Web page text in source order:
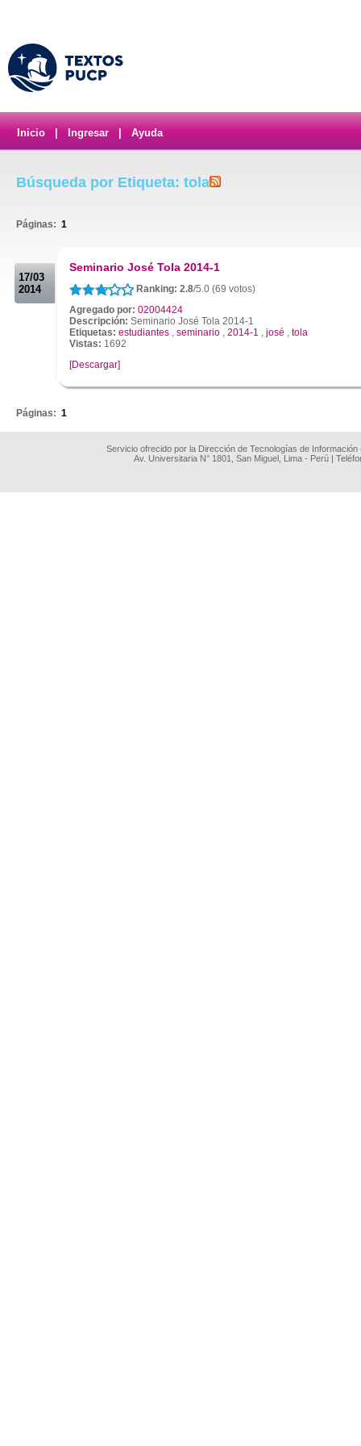
Inicio Ingresar Ayuda
Búsqueda por Etiqueta: tola
Páginas: 1
17/03
2014
Seminario José Tola 2014-1
Ranking: 2.8/5.0 (69 votos)
Agregado por: 02004424
Descripción: Seminario José Tola 2014-1
Etiquetas: estudiantes , seminario , 2014-1 , josé , tola
Vistas: 1692
[Descargar]
Páginas: 1
Servicio ofrecido por la Dirección de Tecnologías de
Av. Universitaria N° 1801, San Miguel, Lima - Perú |